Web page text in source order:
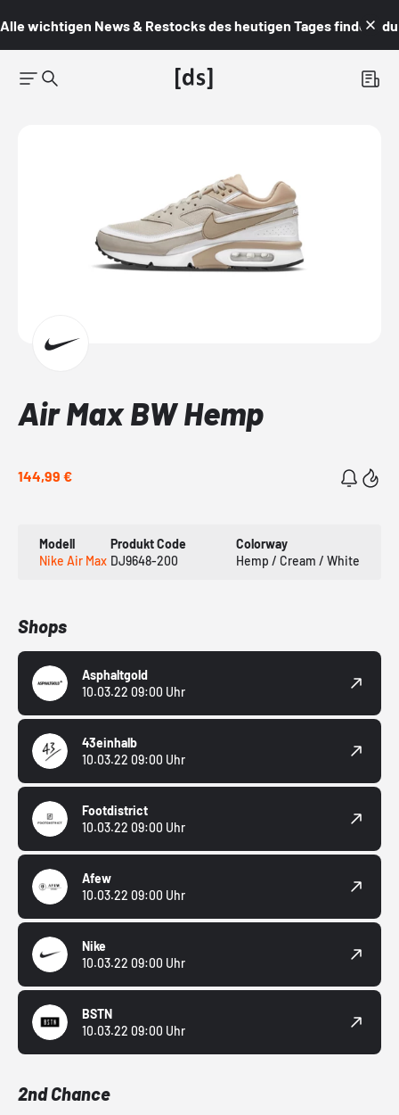
Alle wichtigen News & Restocks des heutigen Tages findest du
Air Max BW Hemp
144,99 €
Modell
Nike Air Max
Produkt Code
DJ9648-200
Colorway
Hemp / Cream / White
Shops
Asphaltgold
10.03.22 09:00 Uhr
43einhalb
10.03.22 09:00 Uhr
Footdistrict
10.03.22 09:00 Uhr
Afew
10.03.22 09:00 Uhr
Nike
10.03.22 09:00 Uhr
BSTN
10.03.22 09:00 Uhr
2nd Chance